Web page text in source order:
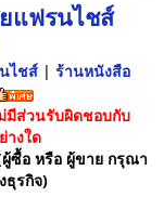
แฟรนไชส์
ไชส์ | ร้านหนังสือ
มีส่วนรับผิดชอบกับ
างใด
ผู้ซื้อ หรือ ผู้ขาย กรุณา
รกิจ)